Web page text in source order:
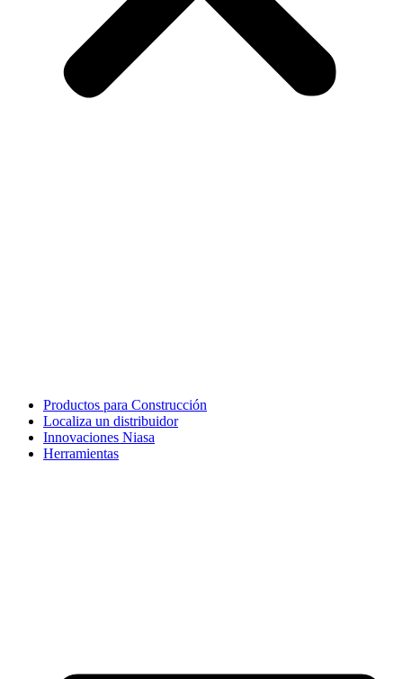
Productos para Construcción
Localiza un distribuidor
Innovaciones Niasa
Herramientas